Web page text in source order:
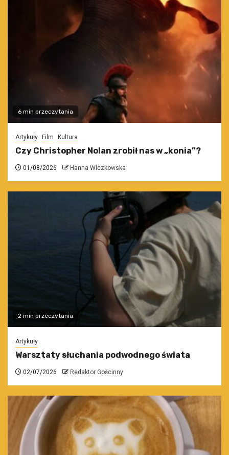
6 min przeczytania
Artykuły Film Kultura
Czy Christopher Nolan zrobił nas w „konia”?
01/08/2026 Hanna Wiczkowska
2 min przeczytania
Artykuły
Warsztaty słuchania podwodnego świata
02/07/2026 Redaktor Gościnny